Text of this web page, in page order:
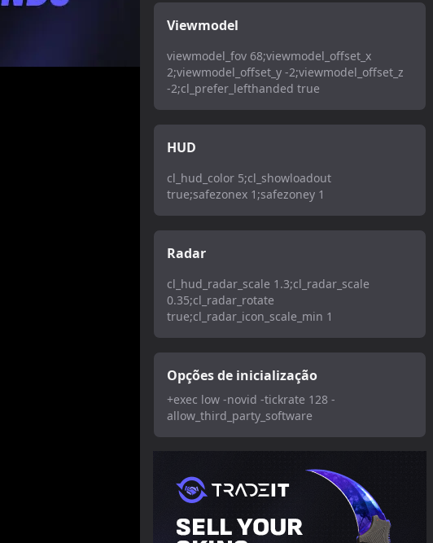
Viewmodel
viewmodel_fov 68;viewmodel_offset_x
2;viewmodel_offset_y -2;viewmodel_offset_z
-2;cl_prefer_lefthanded true
HUD
cl_hud_color 5;cl_showloadout
true;safezonex 1;safezoney 1
Radar
cl_hud_radar_scale 1.3;cl_radar_scale
0.35;cl_radar_rotate
true;cl_radar_icon_scale_min 1
Opções de inicialização
+exec low -novid -tickrate 128 -
allow_third_party_software